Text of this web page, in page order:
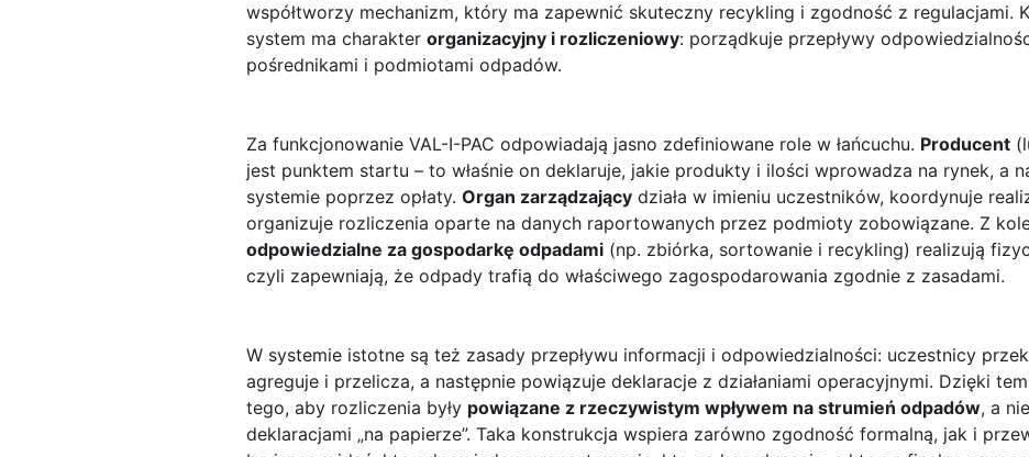
współtworzy mechanizm, który ma zapewnić skuteczny recykling i zgodność z regulacjami.
system ma charakter organizacyjny i rozliczeniowy: porządkuje przepływy
pośrednikami i podmiotami odpadów.
Za funkcjonowanie VAL-I-PAC odpowiadają jasno zdefiniowane role w łańcuchu. Producent
jest punktem startu – to właśnie on deklaruje, jakie produkty i ilości wprowadza na rynek, a
systemie poprzez opłaty. Organ zarządzający działa w imieniu uczestników, koordynuje
organizuje rozliczenia oparte na danych raportowanych przez podmioty zobowiązane. Z
odpowiedzialne za gospodarkę odpadami (np. zbiórka, sortowanie i recykling) realizują
czyli zapewniają, że odpady trafią do właściwego zagospodarowania zgodnie z zasadami.
W systemie istotne są też zasady przepływu informacji i odpowiedzialności: uczestnicy
agreguje i przelicza, a następnie powiązuje deklaracje z działaniami operacyjnymi. Dzięki
tego, aby rozliczenia były powiązane z rzeczywistym wpływem na strumień odpadów, a
deklaracjami „na papierze”. Taka konstrukcja wspiera zarówno zgodność formalną, jak i